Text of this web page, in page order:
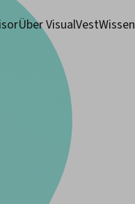
Über VisualVestWissen